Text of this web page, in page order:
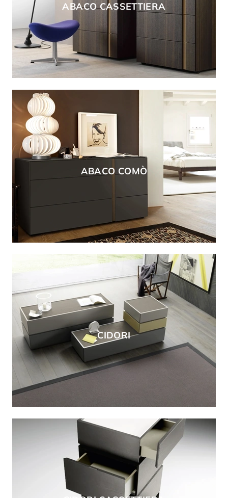
ABACO CASSETTIERA
ABACO COMÒ
CIDORI